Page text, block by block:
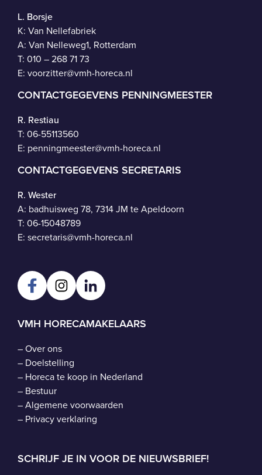
L. Borsje
K: Van Nellefabriek
A: Van Nelleweg1, Rotterdam
T: 010 – 268 71 73
E: voorzitter@vmh-horeca.nl
CONTACTGEGEVENS PENNINGMEESTER
R. Restiau
T: 06-55113560
E: penningmeester@vmh-horeca.nl
CONTACTGEGEVENS SECRETARIS
R. Wester
A: badhuisweg 78, 7314 JM te Apeldoorn
T: 06-15048789
E: secretaris@vmh-horeca.nl
VMH HORECAMAKELAARS
–Over ons
– Doelstelling
– Horeca te koop in Nederland
– Bestuur
–Algemene voorwaarden
– Privacy verklaring
SCHRIJF JE IN VOOR DE NIEUWSBRIEF!